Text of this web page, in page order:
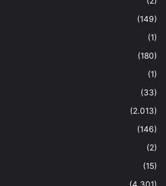
(149)
(1)
(180)
(1)
(33)
(2.013)
(146)
(2)
(15)